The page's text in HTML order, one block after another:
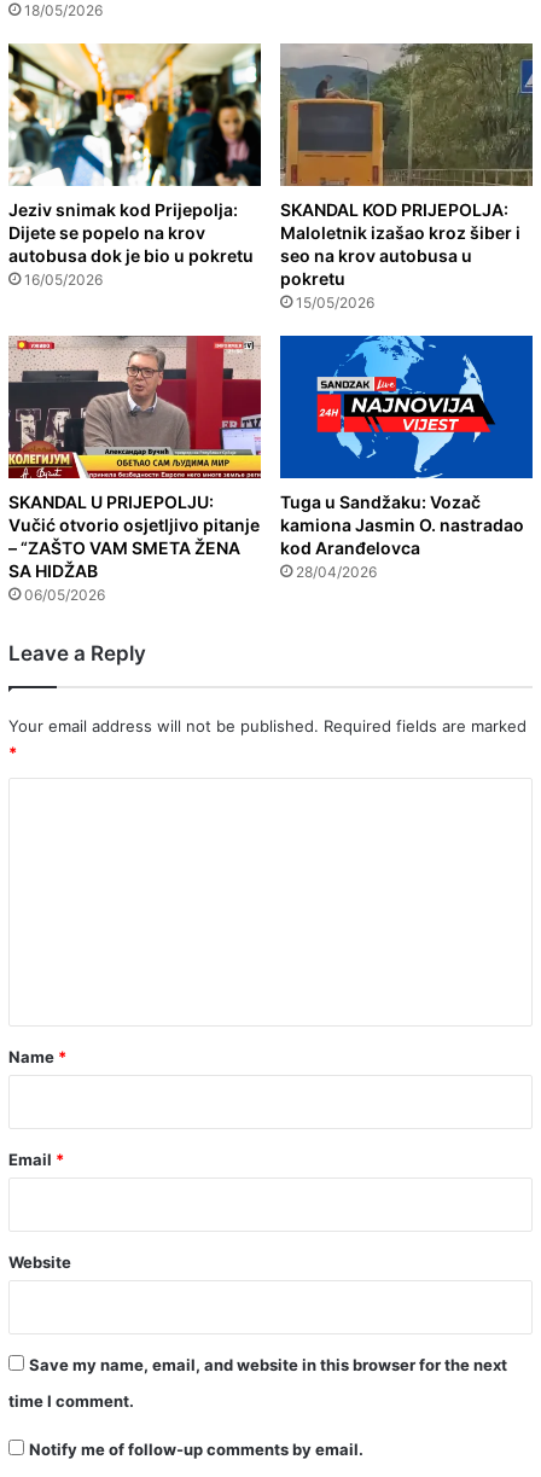
18/05/2026
Jeziv snimak kod Prijepolja:
Dijete se popelo na krov
autobusa dok je bio u pokretu
16/05/2026
SKANDAL KOD PRIJEPOLJA:
Maloletnik izašao kroz šiber i
seo na krov autobusa u
pokretu
15/05/2026
SKANDAL U PRIJEPOLJU:
Vučić otvorio osjetljivo pitanje
– “ZAŠTO VAM SMETA ŽENA
SA HIDŽAB
06/05/2026
Tuga u Sandžaku: Vozač
kamiona Jasmin O. nastradao
kod Aranđelovca
28/04/2026
Leave a Reply
Your email address will not be published. Required fields are marked
*
*
Name *
Email *
Website
Save my name, email, and website in this browser for the next
time I comment.
Notify me of follow-up comments by email.